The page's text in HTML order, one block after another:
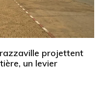
projettent
un levier